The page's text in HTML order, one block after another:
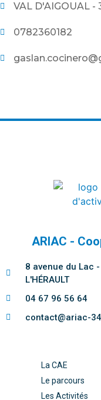
VAL D'AIGOUAL -
0782360182
ARIAC -
8 avenue du Lac -
L'HÉRAULT
04 67 96 56 64
contact@ariac-
La CAE
Le parcours
Les Activités